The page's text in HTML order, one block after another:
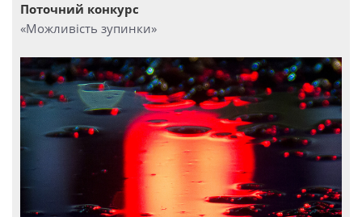
Поточний конкурс
«Можливість зупинки»